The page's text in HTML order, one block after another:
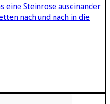
eine Steinrose auseinander
nach und nach in die